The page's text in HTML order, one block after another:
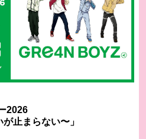
2026
止まらない〜」